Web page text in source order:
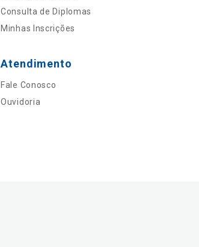
Consulta de Diplomas
Minhas Inscrições
Atendimento
Fale Conosco
Ouvidoria